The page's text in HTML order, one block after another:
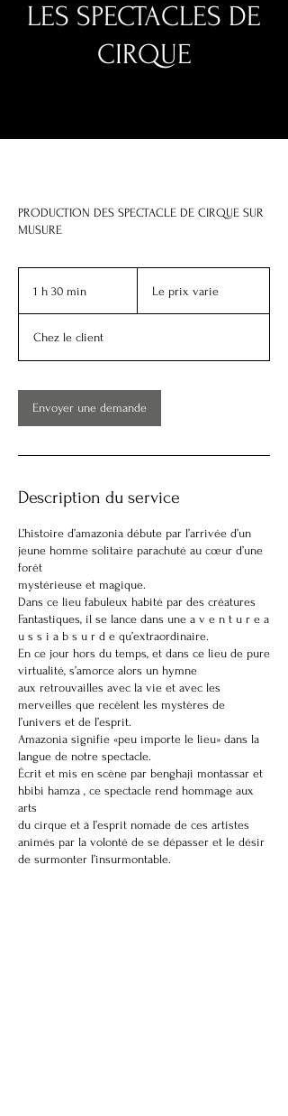
LES SPECTACLES DE
CIRQUE
PRODUCTION DES SPECTACLE DE CIRQUE SUR
MUSURE
1 h 30 min
m
i
varieLe prix varie
Chez le client
Envoyer une demande
Description du service
L’histoire d’amazonia débute par l’arrivée d’un
jeune homme solitaire parachuté au cœur d’une
forêt
mystérieuse et magique.
Dans ce lieu fabuleux habité par des créatures
Fantastiques, il se lance dans une a v e n t u r e a
u s s i a b s u r d e qu’extraordinaire.
En ce jour hors du temps, et dans ce lieu de pure
virtualité, s’amorce alors un hymne
aux retrouvailles avec la vie et avec les
merveilles que recèlent les mystères de
l’univers et de l’esprit.
Amazonia signifie «peu importe le lieu» dans la
langue de notre spectacle.
Écrit et mis en scène par benghaji montassar et
hbibi hamza , ce spectacle rend hommage aux
arts
du cirque et à l’esprit nomade de ces artistes
animés par la volonté de se dépasser et le désir